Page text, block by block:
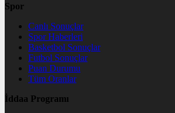
Spor
Canlı Sonuçlar
Spor Haberleri
Basketbol Sonuçlar
Futbol Sonuçlar
Puan Durumu
Tüm Oranlar
İddaa Programı